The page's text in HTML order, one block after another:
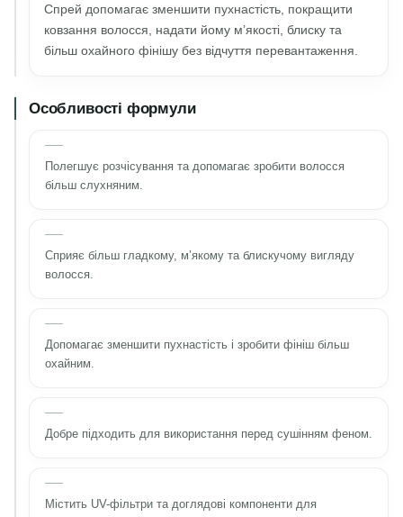
Спрей допомагає зменшити пухнастість, покращити
ковзання волосся, надати йому м’якості, блиску та
більш охайного фінішу без відчуття перевантаження.
Особливості формули
Полегшує розчісування та допомагає зробити волосся
більш слухняним.
Сприяє більш гладкому, м’якому та блискучому вигляду
волосся.
Допомагає зменшити пухнастість і зробити фініш більш
охайним.
Добре підходить для використання перед сушінням феном.
Містить UV-фільтри та доглядові компоненти для